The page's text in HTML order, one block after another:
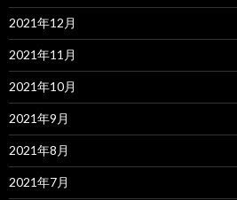
2021年12月
2021年11月
2021年10月
2021年9月
2021年8月
2021年7月